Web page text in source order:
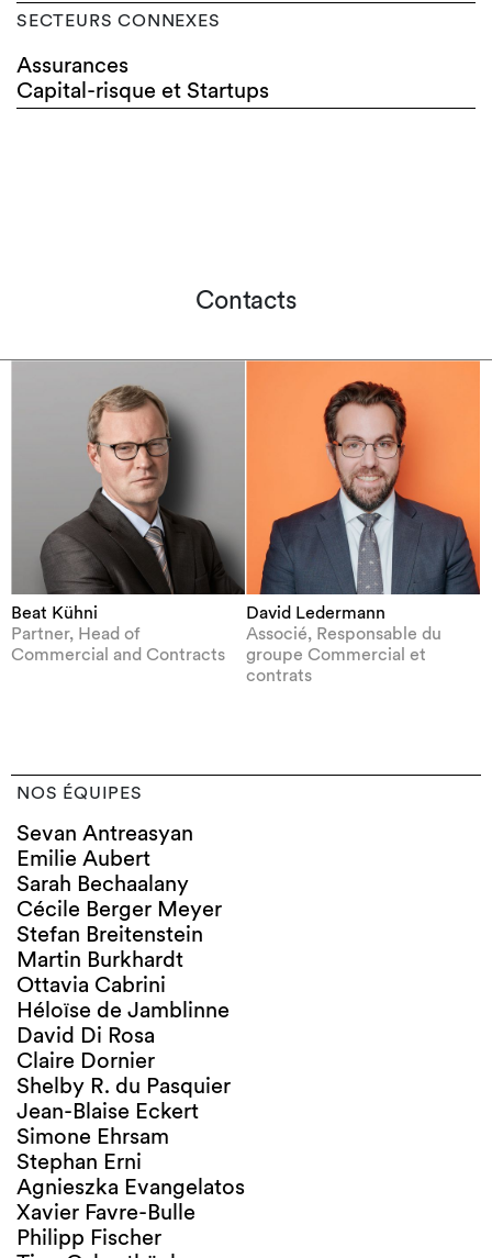
SECTEURS CONNEXES
Assurances
Capital-risque et Startups
Contacts
Beat Kühni
Partner, Head of
Commercial and Contracts
David Ledermann
Associé, Responsable du
groupe Commercial et
contrats
NOS ÉQUIPES
Sevan Antreasyan
Emilie Aubert
Sarah Bechaalany
Cécile Berger Meyer
Stefan Breitenstein
Martin Burkhardt
Ottavia Cabrini
Héloïse de Jamblinne
David Di Rosa
Claire Dornier
Shelby R. du Pasquier
Jean-Blaise Eckert
Simone Ehrsam
Stephan Erni
Agnieszka Evangelatos
Xavier Favre-Bulle
Philipp Fischer